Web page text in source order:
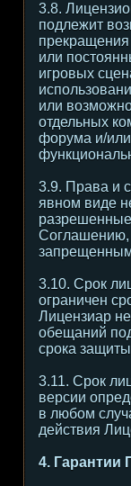
3.8.
подлежит
или
игровых
или
отдельных
форума и/
3.9. Права и
явном виде
Соглашению,
3.10. Срок
ограничен
Лицензиар
обещаний
срока
3.11. Срок
версии
в любом
действия
4. Гарантии